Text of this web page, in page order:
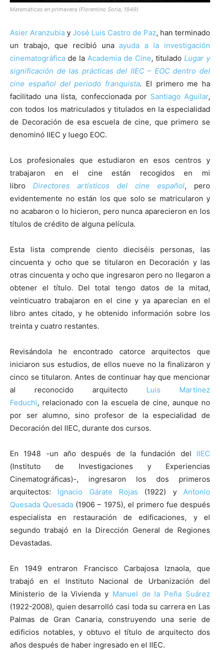
Matemáticas en primavera (Florentino Soria, 1949)
Asier Aranzubia y José Luis Castro de Paz, han terminado
un trabajo, que recibió unaayuda a la investigación
cinematográfica de la Academia de Cine, titulado Lugar y
significación de las prácticas del IIEC – EOC dentro del
cine español del periodo franquista. El primero me ha
facilitado una lista, confeccionada por Santiago Aguilar,
con todos los matriculados y titulados en la especialidad
de Decoración de esa escuela de cine, que primero se
denominó IIEC y luego EOC.
Los profesionales que estudiaron en esos centros y
trabajaron en el cine están recogidos en mi
libro Directores artísticos del cine español, pero
evidentemente no están los que solo se matricularon y
no acabaron o lo hicieron, pero nunca aparecieron en los
títulos de crédito de alguna película.
Esta lista comprende ciento dieciséis personas, las
cincuenta y ocho que se titularon en Decoración y las
otras cincuenta y ocho que ingresaron pero no llegaron a
obtener el título. Del total tengo datos de la mitad,
veinticuatro trabajaron en el cine y ya aparecían en el
libro antes citado, y he obtenido información sobre los
treinta y cuatro restantes.
Revisándola he encontrado catorce arquitectos que
iniciaron sus estudios, de ellos nueve no la finalizaron y
cinco se titularon. Antes de continuar hay que mencionar
al reconocido arquitecto Luis Martínez
Feduchi, relacionado con la escuela de cine, aunque no
por ser alumno, sino profesor de la especialidad de
Decoración del IIEC, durante dos cursos.
En 1948 -un año después de la fundación del IIEC
(Instituto de Investigaciones y Experiencias
Cinematográficas)-, ingresaron los dos primeros
arquitectos: Ignacio Gárate Rojas (1922) y Antonio
Quesada Quesada (1906 – 1975), el primero fue después
especialista en restauración de edificaciones, y el
segundo trabajó en la Dirección General de Regiones
Devastadas.
En 1949 entraron Francisco Carbajosa Iznaola, que
trabajó en el Instituto Nacional de Urbanización del
Ministerio de la Vivienda y Manuel de la Peña Suárez
(1922-2008), quien desarrolló casi toda su carrera en Las
Palmas de Gran Canaria, construyendo una serie de
edificios notables, y obtuvo el título de arquitecto dos
años después de haber ingresado en el IIEC.